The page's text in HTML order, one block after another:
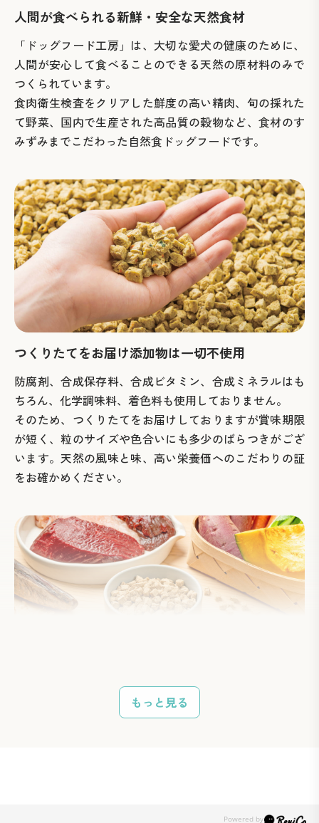
人間が食べられる新鮮・安全な天然食材
「ドッグフード工房」は、大切な愛犬の健康のために、
人間が安心して食べることのできる天然の原材料のみで
つくられています。
食肉衛生検査をクリアした鮮度の高い精肉、旬の採れた
て野菜、国内で生産された高品質の穀物など、食材のす
みずみまでこだわった自然食ドッグフードです。
つくりたてをお届け添加物は一切不使用
防腐剤、合成保存料、合成ビタミン、合成ミネラルはも
ちろん、化学調味料、着色料も使用しておりません。
そのため、つくりたてをお届けしておりますが賞味期限
が短く、粒のサイズや色合いにも多少のばらつきがござ
います。天然の風味と味、高い栄養価へのこだわりの証
をお確かめください。
栄養・風味を壊さない独自の「生づくり製法」
生の食材に含まれている栄養素や酵素を活かすため、食
もっと見る